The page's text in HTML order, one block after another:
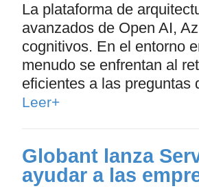
La plataforma de
avanzados de Open AI,
cognitivos. En el entorno
menudo se enfrentan al
eficientes a las preguntas
Leer+
Globant lanza
ayudar a las